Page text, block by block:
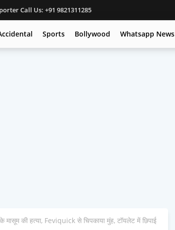
Call Us: +91 9821311285
Sports Bollywood Whatsapp News
की हत्या, Feviquick से चिपकाया मुंह, टॉयलेट में छिपाई